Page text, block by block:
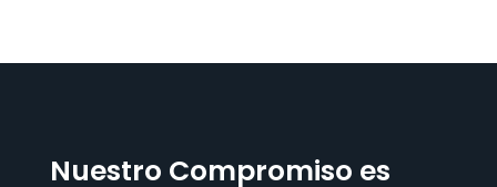
Nuestro Compromiso es